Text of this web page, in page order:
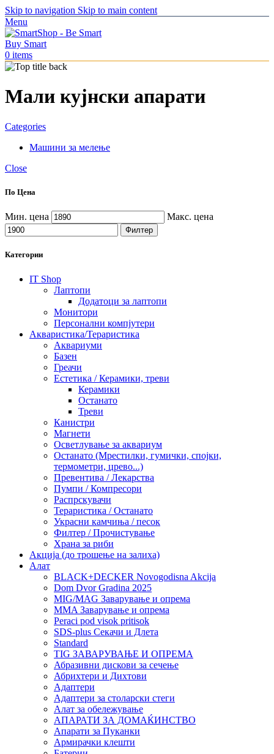
Skip to navigation Skip to main content
Menu
0 items
Мали кујнски апарати
Categories
Машини за мелење
Close
По Цена
Мин. цена Макс. цена
Филтер
Категории
IT Shop
Лаптопи
Додатоци за лаптопи
Монитори
Персонални компјутери
Акваристика/Тераристика
Аквариуми
Базен
Греачи
Естетика / Керамики, треви
Керамики
Останато
Треви
Канистри
Магнети
Осветлување за аквариум
Останато (Мрестилки, гумички, спојки,
термометри, црево...)
Превентива / Лекарства
Пумпи / Компресори
Распрскувачи
Тераристика / Останато
Украсни камчиња / песок
Филтер / Прочистување
Храна за риби
Акција (до трошење на залиха)
Алат
BLACK+DECKER Novogodisna Akcija
Dom Dvor Gradina 2025
MIG/MAG Заварување и опрема
MMA Заварување и опрема
Peraci pod visok pritisok
SDS-plus Секачи и Длета
Standard
TIG ЗАВАРУВАЊЕ И ОПРЕМА
Абразивни дискови за сечење
Абрихтери и Дихтови
Адаптери
Адаптери за столарски стеги
Алат за обележување
АПАРАТИ ЗА ДОМАЌИНСТВО
Апарати за Пуканки
Армирачки клешти